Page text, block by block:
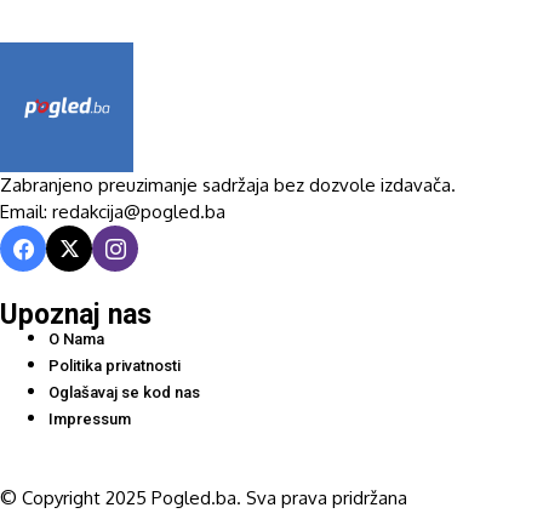
Zabranjeno preuzimanje sadržaja bez dozvole izdavača.
Email: redakcija@pogled.ba
Upoznaj nas
O Nama
Politika privatnosti
Oglašavaj se kod nas
Impressum
© Copyright 2025 Pogled.ba. Sva prava pridržana